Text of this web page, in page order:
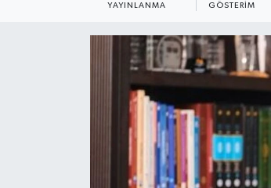
YAYINLANMA GÖSTERIM
KEMERBURGAZ
KÜLTÜR - SANAT